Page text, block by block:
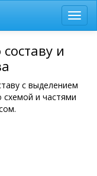
меню
и
с выделением
и частями